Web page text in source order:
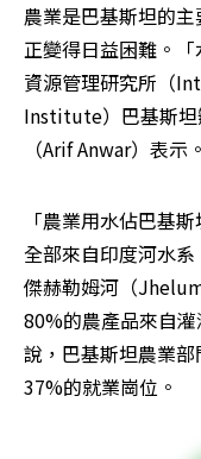
農業是巴基斯坦的
正變得日益困難。
資源管理研究所（
Institute）巴基斯坦
（Arif Anwar）表示。
「農業用水佔巴基
全部來自印度河水
傑赫勒姆河（
80%的農產品來自
說，巴基斯坦農業
37%的就業崗位。